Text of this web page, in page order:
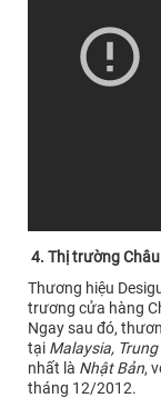
4. Thị trường
Thương hiệu
trương cửa hàng
Ngay sau đó,
tại Malaysia,
nhất là Nhật Bản,
tháng 12/2012.